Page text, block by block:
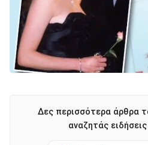
Δες περισσότερα άρθρα
αναζητάς